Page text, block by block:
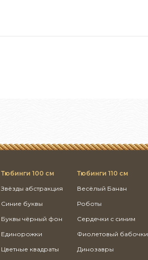
Тюбинги 100 см
Звёзды абстракция
Синие буквы
Буквы чёрный фон
Единорожки
Цветные квадраты
Тюбинги 110 см
Весёлый Банан
Роботы
Сердечки с синим
Фиолетовый бабочки
Динозавры